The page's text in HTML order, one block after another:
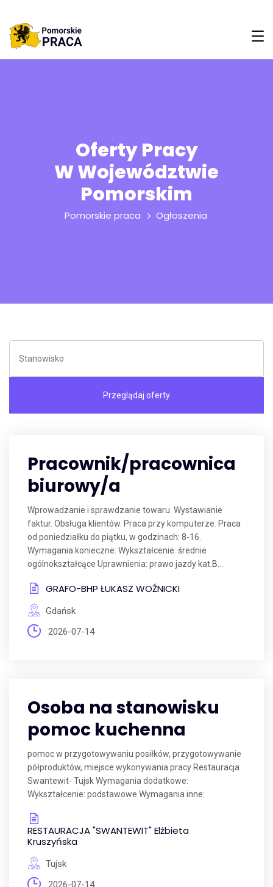
Oferty Pracy
W Województwie
Pomorskim
Pomorskie praca Ogłoszenia
Pracownik/pracownica
biurowy/a
Wprowadzanie i sprawdzanie towaru. Wystawianie
faktur. Obsługa klientów. Praca przy komputerze. Praca
od poniedziałku do piątku, w godzinach: 8-16.
Wymagania konieczne: Wykształcenie: średnie
ogólnokształcące Uprawnienia: prawo jazdy kat.B...
GRAFO-BHP ŁUKASZ WOŹNICKI
Gdańsk
2026-07-14
Osoba na stanowisku
pomoc kuchenna
pomoc w przygotowywaniu posiłków, przygotowywanie
półproduktów, miejsce wykonywania pracy Restauracja
Swantewit- Tujsk Wymagania dodatkowe:
Wykształcenie: podstawowe Wymagania inne:
RESTAURACJA "SWANTEWIT" Elżbieta
Kruszyńska
Tujsk
2026-07-14